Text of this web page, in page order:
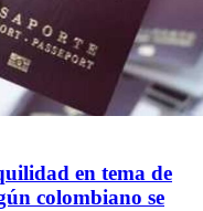
en tema de
colombiano se